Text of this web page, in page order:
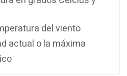
del viento
actual o la máxima